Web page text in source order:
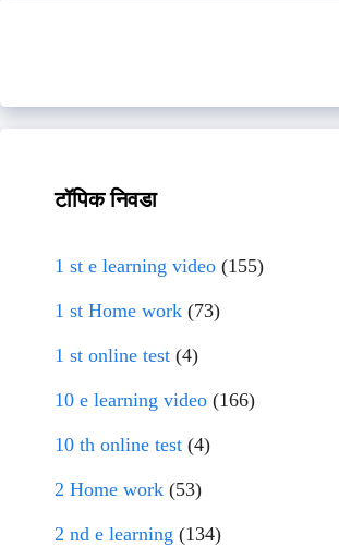
टॉपिक निवडा
1 st e learning video (155)
1 st Home work (73)
1 st online test (4)
10 e learning video (166)
10 th online test (4)
2 Home work (53)
2 nd e learning (134)